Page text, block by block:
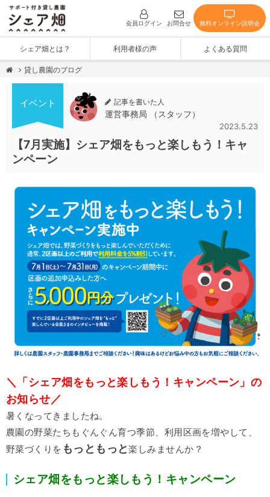
会員ログイン お問合せ 無料オンライン説明会
シェア畑とは？ 利用者様の声 よくある質問
貸し農園のブログ
イベント 記事を書いた人
運営事務局 （スタッフ）
2023.5.23
【7月実施】シェア畑をもっと楽しもう！キャ
ンペーン
＼「シェア畑をもっと楽しもう！キャンペーン」の
お知らせ／
暑くなってきましたね。
農園の野菜たちもぐんぐん育つ季節、利用区画を増やして、
野菜づくりを もっともっと楽しみませんか？
シェア畑をもっと楽しもう！キャンペーン